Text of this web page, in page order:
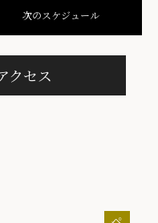
次のスケジュール
クセス